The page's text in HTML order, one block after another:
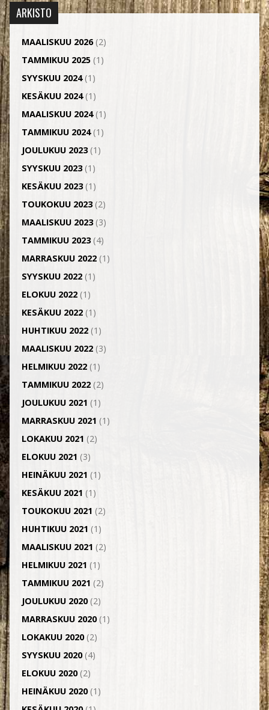
ARKISTO
MAALISKUU 2026(2)
TAMMIKUU 2025(1)
SYYSKUU 2024(1)
KESÄKUU 2024(1)
MAALISKUU 2024(1)
TAMMIKUU 2024(1)
JOULUKUU 2023(1)
SYYSKUU 2023(1)
KESÄKUU 2023(1)
TOUKOKUU 2023(2)
MAALISKUU 2023(3)
TAMMIKUU 2023(4)
MARRASKUU 2022(1)
SYYSKUU 2022(1)
ELOKUU 2022(1)
KESÄKUU 2022(1)
HUHTIKUU 2022(1)
MAALISKUU 2022(3)
HELMIKUU 2022(1)
TAMMIKUU 2022(2)
JOULUKUU 2021 (1)
MARRASKUU 2021 (1)
LOKAKUU 2021 (2)
ELOKUU 2021 (3)
HEINÄKUU 2021 (1)
KESÄKUU 2021 (1)
TOUKOKUU 2021 (2)
HUHTIKUU 2021 (1)
MAALISKUU 2021 (2)
HELMIKUU 2021 (1)
TAMMIKUU 2021 (2)
JOULUKUU 2020(2)
MARRASKUU 2020(1)
LOKAKUU 2020(2)
SYYSKUU 2020(4)
ELOKUU 2020(2)
HEINÄKUU 2020(1)